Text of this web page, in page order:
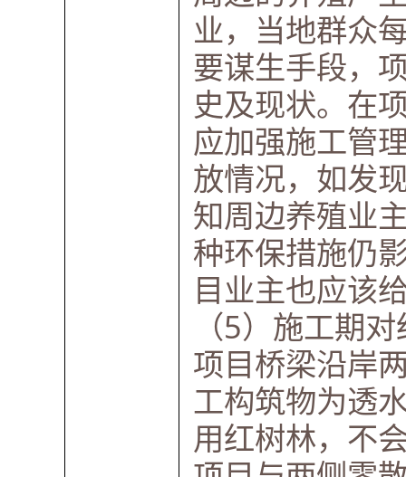
业，当地群众
要谋生手段，
史及现状。在
应加强施工管
放情况，如发
知周边养殖业
种环保措施仍
目业主也应该
（5）施工期
项目桥梁沿岸
工构筑物为透
用红树林，不